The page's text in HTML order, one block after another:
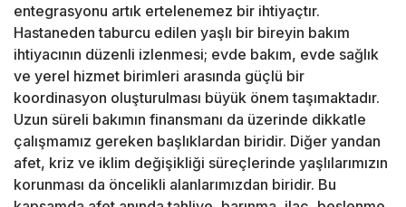
entegrasyonu artık ertelenemez bir ihtiyaçtır.
Hastaneden taburcu edilen yaşlı bir bireyin bakım
ihtiyacının düzenli izlenmesi; evde bakım, evde sağlık
ve yerel hizmet birimleri arasında güçlü bir
koordinasyon oluşturulması büyük önem taşımaktadır.
Uzun süreli bakımın finansmanı da üzerinde dikkatle
çalışmamız gereken başlıklardan biridir. Diğer yandan
afet, kriz ve iklim değişikliği süreçlerinde yaşlılarımızın
korunması da öncelikli alanlarımızdan biridir. Bu